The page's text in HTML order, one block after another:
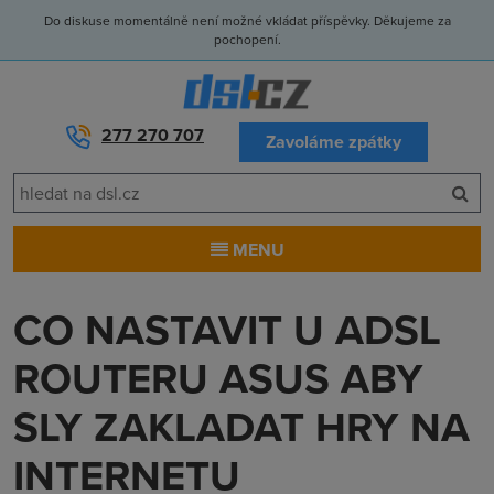
Do diskuse momentálně není možné vkládat příspěvky. Děkujeme za
pochopení.
277 270 707 Zavoláme zpátky
MENU
CO NASTAVIT U ADSL
ROUTERU ASUS ABY
SLY ZAKLADAT HRY NA
INTERNETU